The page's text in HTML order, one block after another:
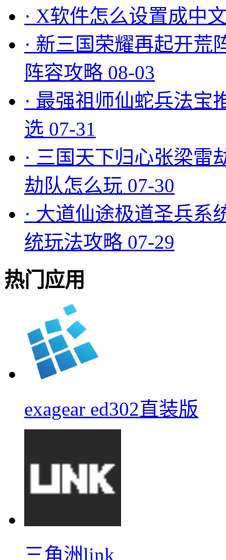
· X软件怎么设置成中
· 新三国荣耀再起开荒
阵容攻略 08-03
· 最强祖师仙蛇兵法宝
选 07-31
· 三国天下归心张梁雷
劫队怎么玩 07-30
· 大道仙途极道圣兵系
统玩法攻略 07-29
热门应用
exagear ed302直装版
三角洲link